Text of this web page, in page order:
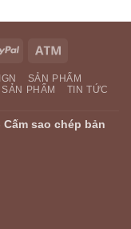
PayPal
SẢN PHẨM
PHẨM
TIN TỨC
Cấm sao chép bản